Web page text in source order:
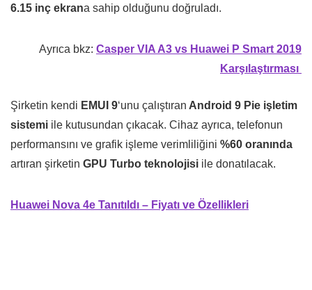
6.15 inç ekrana sahip olduğunu doğruladı.
Ayrıca bkz: Casper VIA A3 vs Huawei P Smart 2019
Karşılaştırması
Şirketin kendi EMUI 9‘unu çalıştıran Android 9 Pie işletim
sistemi ile kutusundan çıkacak. Cihaz ayrıca, telefonun
performansını ve grafik işleme verimliliğini %60 oranında
artıran şirketin GPU Turbo teknolojisi ile donatılacak.
Huawei Nova 4e Tanıtıldı – Fiyatı ve Özellikleri